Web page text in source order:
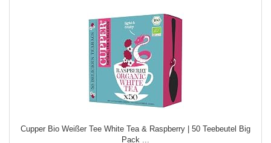
Cupper Bio Weißer Tee White Tea & Raspberry | 50 Teebeutel Big
Pack ...